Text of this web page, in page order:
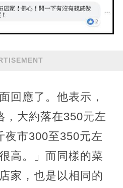
回應了。他表示，
，大約落在350元左
夜市300至350元左
高。」而同樣的菜
家，也是以相同的